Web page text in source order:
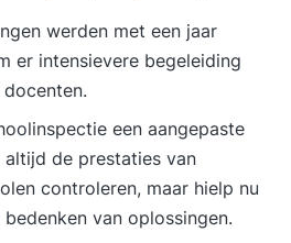
tijdens uiteenlopende
worden uw media-
opgenomen met een tv-
staat centraal tijdens
en praktische
oefeningen worden ‘live’
professionele tv-camera en
werden met een jaar
er intensievere begeleiding
een aangepaste
de prestaties van
controleren, maar hielp nu
van oplossingen.